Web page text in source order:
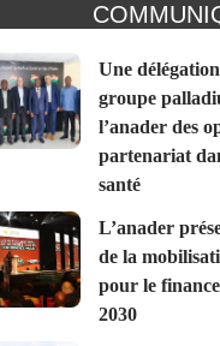
une délégation américaine du
groupe
l’anader des
partenariat
santé
l’anader présente au rendez-vous
de la
pour le
2030